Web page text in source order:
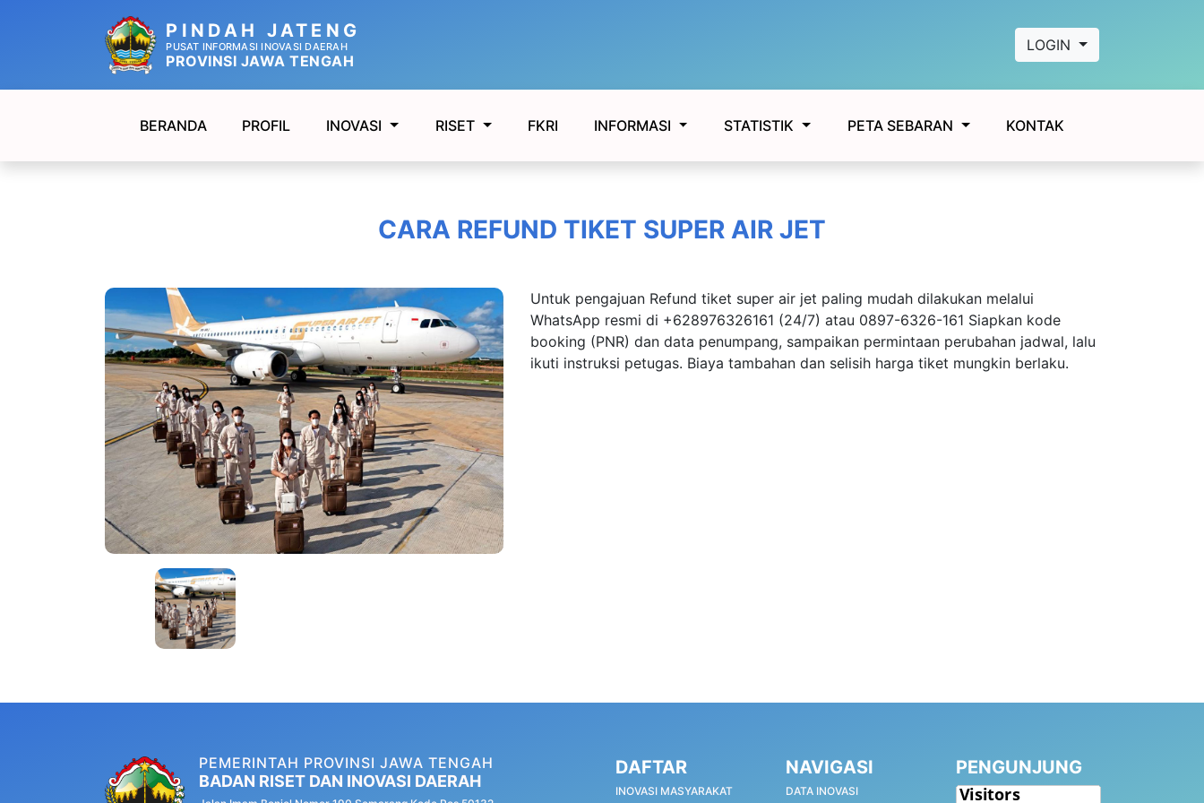
PINDAH JATENG
PUSAT INFORMASI INOVASI DAERAH
PROVINSI JAWA TENGAH
LOGIN
BERANDA PROFIL INOVASI RISET FKRI INFORMASI STATISTIK PETA SEBARAN KONTAK
CARA REFUND TIKET SUPER AIR JET
Untuk pengajuan Refund tiket super air jet paling mudah dilakukan melalui
WhatsApp resmi di +628976326161 (24/7) atau 0897-6326-161 Siapkan kode
booking (PNR) dan data penumpang, sampaikan permintaan perubahan jadwal, lalu
ikuti instruksi petugas. Biaya tambahan dan selisih harga tiket mungkin berlaku.
PEMERINTAH PROVINSI JAWA TENGAH
BADAN RISET DAN INOVASI DAERAH
DAFTAR
INOVASI MASYARAKAT
NAVIGASI
DATA INOVASI
PENGUNJUNG